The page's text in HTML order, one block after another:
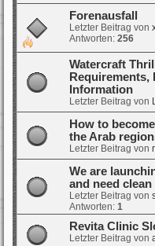
Forenausfall
Letzter Beitrag von
Antworten: 256
Watercraft
Requirements,
Information
Letzter Beitrag von
How to
the Arab
Letzter Beitrag von
We are
and need
Letzter Beitrag von
Antworten: 1
Revita Clinic
Letzter Beitrag von